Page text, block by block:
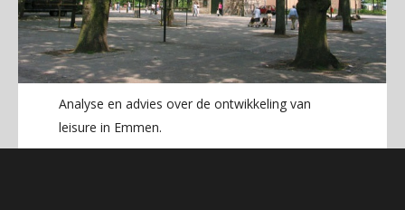
Analyse en advies over de ontwikkeling van
leisure in Emmen.